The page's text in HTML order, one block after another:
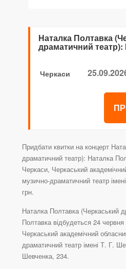
Наталка Полтавка
драматичний
Черкаси
Придбати квитки на концерт
драматичний театр): Наталка
Черкаси, Черкаський
музично-драматичний театр
грн.
Наталка Полтавка (Черкаський
Полтавка відбудеться 24
Черкаський академічний
драматичний театр імені Т. Г.
Шевченка, 234.